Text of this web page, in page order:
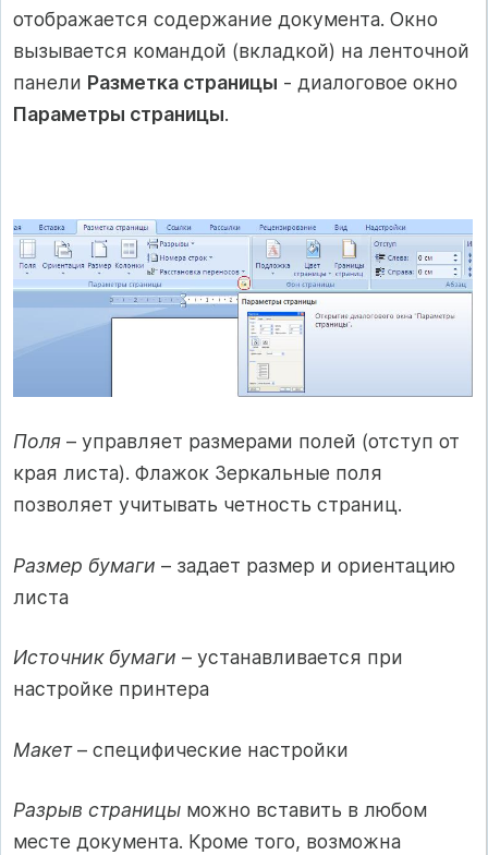
отображается содержание документа. Окно
вызывается командой (вкладкой) на ленточной
панели Разметка страницы - диалоговое окно
Параметры страницы.
Поля – управляет размерами полей (отступ от
края листа). Флажок Зеркальные поля
позволяет учитывать четность страниц.
Размер бумаги – задает размер и ориентацию
листа
Источник бумаги – устанавливается при
настройке принтера
Макет– специфические настройки
Разрыв страницы можно вставить в любом
месте документа. Кроме того, возможна